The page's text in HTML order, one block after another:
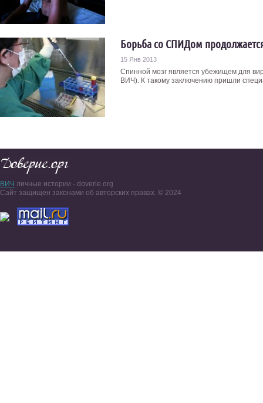
Борьба со СПИДом
15 Янв 2013
Спинной мозг является убежищем для
ВИЧ). К такому заключению пришли
ВИЧ личные истории - doverie.org
Сайт защищен законами об авторских правах. © 2024